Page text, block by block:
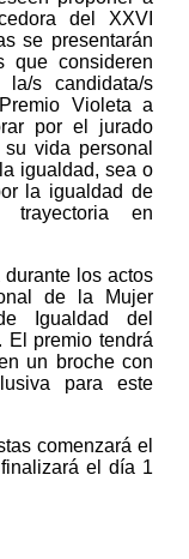
del XXVI
se presentarán
que consideren
s candidata/s
Violeta a
por el jurado
vida personal
igualdad, sea o
la igualdad de
en
los actos
de la Mujer
Igualdad del
El premio tendrá
un broche con
para este
comenzará el
el día 1